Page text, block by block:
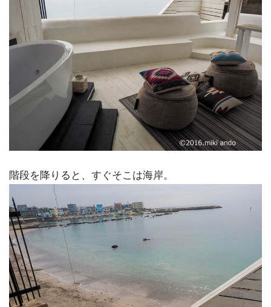
階段を降りると、すぐそこは海岸。